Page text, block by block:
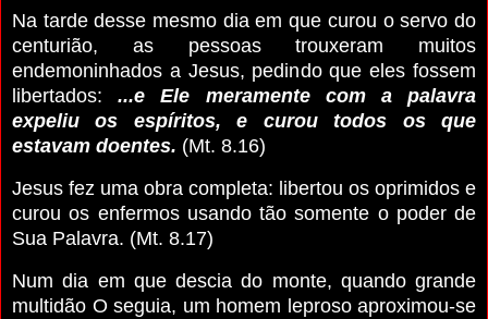
Na tarde desse mesmo dia em que curou o servo do
centurião, as pessoas trouxeram muitos
endemoninhados a Jesus, pedindo que eles fossem
libertados:...e Ele meramente com a palavra
expeliu os espíritos, e curou todos os que
estavam doentes. (Mt. 8.16)
Jesus fez uma obra completa: libertou os oprimidos e
curou os enfermos usando tão somente o poder de
Sua Palavra. (Mt. 8.17)
Num dia em que descia do monte, quando grande
multidão O seguia, um homem leproso aproximou-se